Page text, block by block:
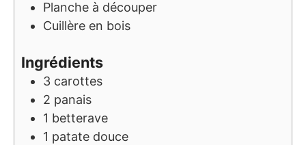
Planche à découper
Cuillère en bois
Ingrédients
3 carottes
2 panais
1 betterave
1 patate douce